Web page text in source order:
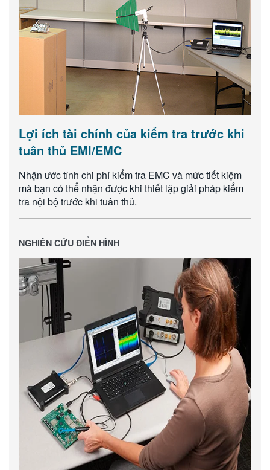
Lợi ích tài chính của kiểm tra trước khi
tuân thủ EMI/EMC
Nhận ước tính chi phí kiểm tra EMC và mức tiết kiệm
mà bạn có thể nhận được khi thiết lập giải pháp kiểm
tra nội bộ trước khi tuân thủ.
NGHIÊN CỨU ĐIỂN HÌNH